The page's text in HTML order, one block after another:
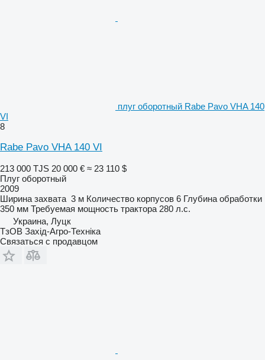
плуг оборотный Rabe Pavo VHA 140
VI
8
Rabe Pavo VHA 140 VI
213 000 TJS 20 000 € ≈ 23 110 $
Плуг оборотный
2009
Ширина захвата 3 м Количество корпусов 6 Глубина обработки
350 мм Требуемая мощность трактора 280 л.с.
Украина, Луцк
ТзОВ Захід-Агро-Техніка
Связаться с продавцом